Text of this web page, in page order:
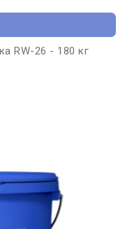
RW-26 - 180 кг